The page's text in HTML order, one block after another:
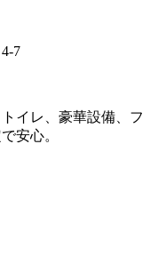
7
イレ、豪華設備、フ
安心。